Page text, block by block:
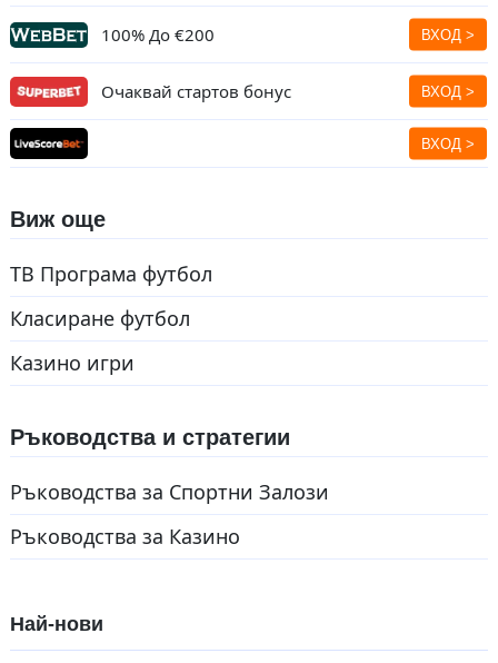
100% До €200
Очаквай стартов бонус
Виж още
ТВ Програма футбол
Класиране футбол
Казино игри
Ръководства и стратегии
Ръководства за Спортни Залози
Ръководства за Казино
Най-нови